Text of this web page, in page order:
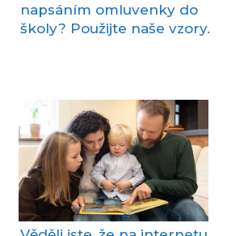
napsáním omluvenky do
školy? Použijte naše vzory.